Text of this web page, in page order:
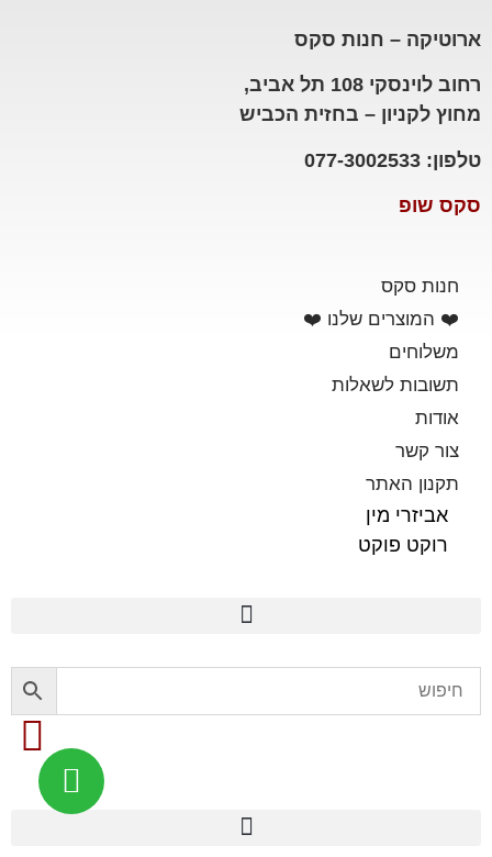
ארוטיקה – חנות סקס
רחוב לוינסקי 108 תל אביב,
מחוץ לקניון – בחזית הכביש
טלפון: 077-3002533
סקס שופ
חנות סקס
❤️ המוצרים שלנו ❤️
משלוחים
תשובות לשאלות
אודות
צור קשר
תקנון האתר
אביזרי מין
רוקט פוקט